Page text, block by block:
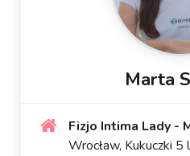
Marta
Fizjo Intima Lady -
Wrocław, Kukuczki 5